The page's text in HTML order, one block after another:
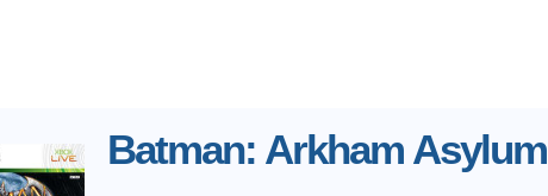
Batman: Arkham Asylum